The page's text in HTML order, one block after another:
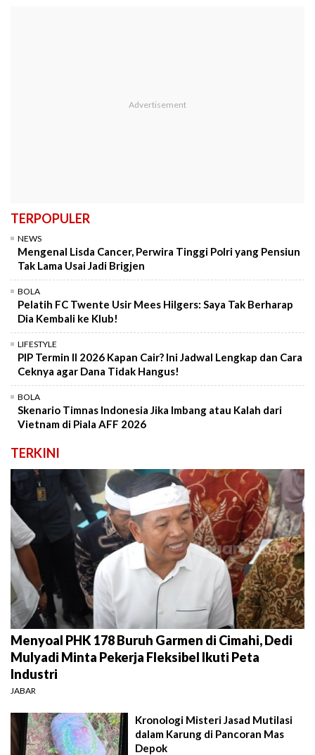
TERPOPULER
NEWS
Mengenal Lisda Cancer, Perwira Tinggi Polri yang Pensiun
Tak Lama Usai Jadi Brigjen
BOLA
Pelatih FC Twente Usir Mees Hilgers: Saya Tak Berharap
Dia Kembali ke Klub!
LIFESTYLE
PIP Termin II 2026 Kapan Cair? Ini Jadwal Lengkap dan Cara
Ceknya agar Dana Tidak Hangus!
BOLA
Skenario Timnas Indonesia Jika Imbang atau Kalah dari
Vietnam di Piala AFF 2026
TERKINI
Menyoal PHK 178 Buruh Garmen di Cimahi, Dedi
Mulyadi Minta Pekerja Fleksibel Ikuti Peta
Industri
JABAR
Kronologi Misteri Jasad Mutilasi
dalam Karung di Pancoran Mas
Depok